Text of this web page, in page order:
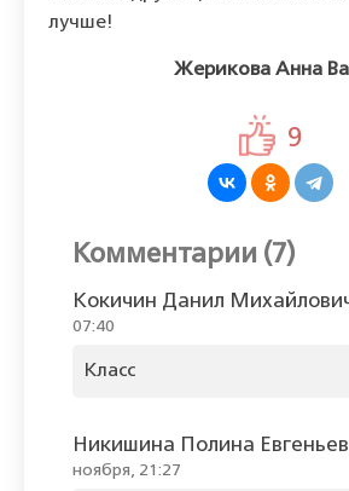
лучше!
Жерикова Анна
9
Комментарии (7)
Кокичин Данил
07:40
Класс
Никишина Полина
ноября, 21:27